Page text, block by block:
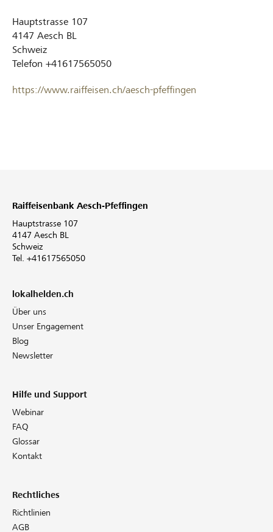
Hauptstrasse 107
4147 Aesch BL
Schweiz
Telefon +41617565050
https://www.raiffeisen.ch/aesch-pfeffingen
Raiffeisenbank Aesch-Pfeffingen
Hauptstrasse 107
4147 Aesch BL
Schweiz
Tel. +41617565050
lokalhelden.ch
Über uns
Unser Engagement
Blog
Newsletter
Hilfe und Support
Webinar
FAQ
Glossar
Kontakt
Rechtliches
Richtlinien
AGB